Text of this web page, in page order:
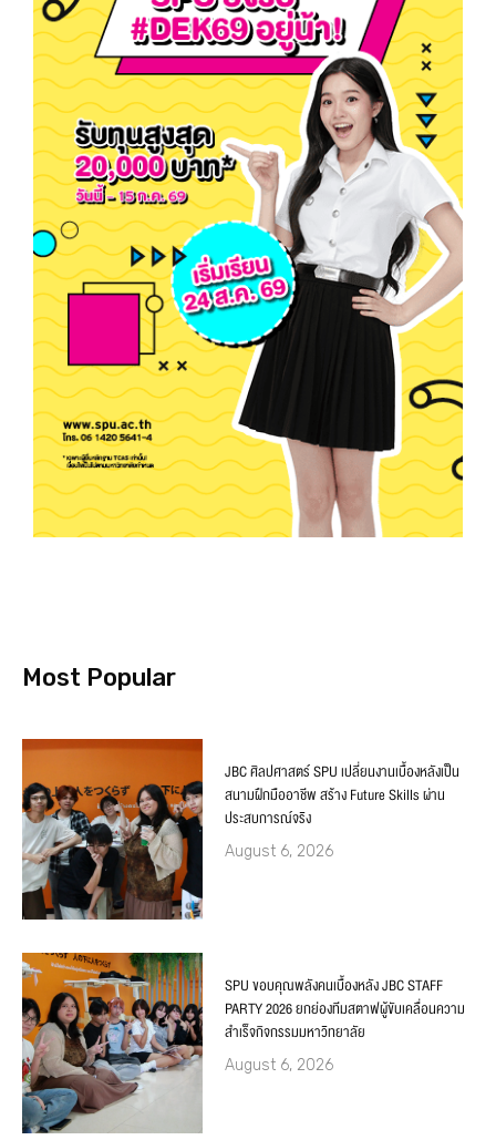
Most Popular
JBC ศิลปศาสตร์ SPU เปลี่ยนงานเบื้องหลังเป็น
สนามฝึกมืออาชีพ สร้าง Future Skills ผ่าน
ประสบการณ์จริง
August 6, 2026
SPU ขอบคุณพลังคนเบื้องหลัง JBC STAFF
PARTY 2026 ยกย่องทีมสตาฟผู้ขับเคลื่อนความ
สำเร็จกิจกรรมมหาวิทยาลัย
August 6, 2026